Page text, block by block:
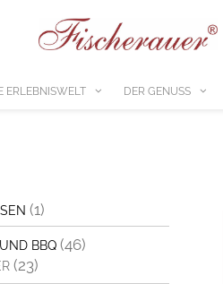
ERLEBNISWELT DER GENUSS
(1)
BBQ (46)
(23)